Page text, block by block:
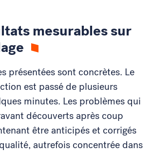
mesurables sur
présentées sont concrètes. Le
est passé de plusieurs
minutes. Les problèmes qui
découverts après coup
être anticipés et corrigés
autrefois concentrée dans